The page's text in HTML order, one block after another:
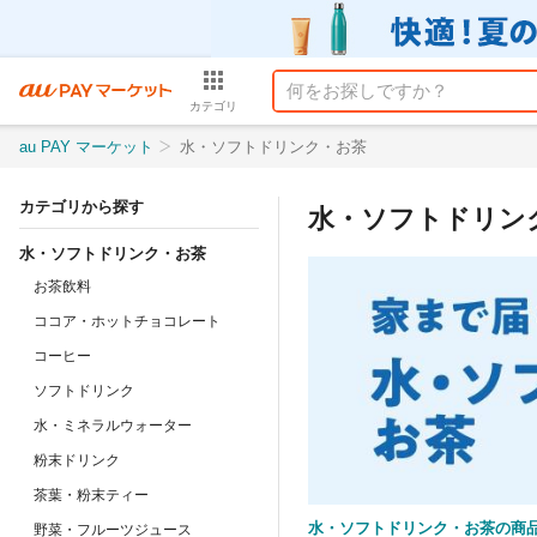
カテゴリ
au PAY マーケット 水・ソフトドリンク・お茶
カテゴリから探す
水・ソフトドリンク・お茶
お茶飲料
ココア・ホットチョコレート
コーヒー
ソフトドリンク
水・ミネラルウォーター
粉末ドリンク
茶葉・粉末ティー
野菜・フルーツジュース
水・ソフトドリン
水・ソフトドリンク・お茶の商